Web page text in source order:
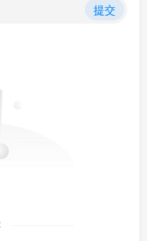
提交